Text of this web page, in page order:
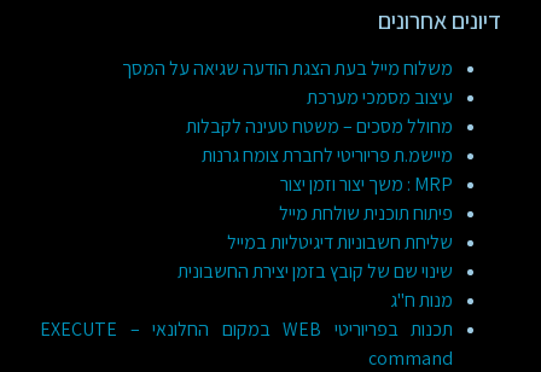
דיונים אחרונים
משלוח מייל בעת הצגת הודעה שגיאה על המסך
עיצוב מסמכי מערכת
מחולל מסכים – משטח טעינה לקבלות
מיישמ.ת פריוריטי לחברת צומח גרנות
MRP : משך יצור וזמן יצור
פיתוח תוכנית שולחת מייל
שליחת חשבוניות דיגיטליות במייל
שינוי שם של קובץ בזמן יצירת החשבונית
מנות ח"ג
תכנות בפריוריטי WEB במקום החלונאי – EXECUTE
command